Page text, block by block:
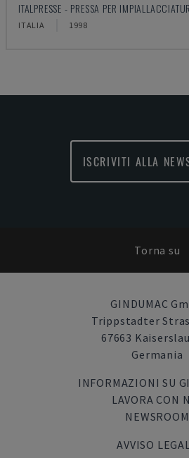
ITALPRESSE - PRESSA PER
ITALIA 1998
ISCRIVITI ALLA
Torna su
GINDUMAC
Trippstadter
67663
Germania
INFORMAZIONI SU
LAVORA CON
NEWSROOM
AVVISO